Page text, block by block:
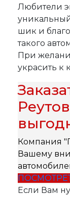
Любители
шик и
такого
При
украсить к
Компания
Вашему
Если Вам